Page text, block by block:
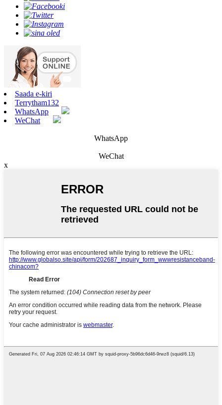
Saada e-kiri
Terrytham132
WhatsApp
WeChat
WhatsApp
WeChat
x